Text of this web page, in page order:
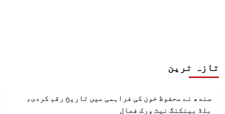
تازہ ترین
سندھ نے محفوظ خون کی فراہمی میں تاریخ رقم کردی،
بلڈ بینکنگ نیٹ ورک فعال